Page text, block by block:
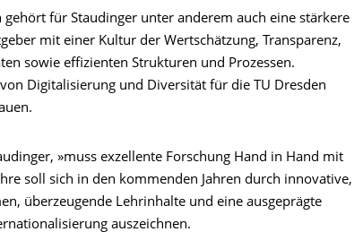
gehört für Staudinger unter anderem auch eine stärkere
mit einer Kultur der Wertschätzung, Transparenz,
sowie effizienten Strukturen und Prozessen.
Digitalisierung und Diversität für die TU Dresden
»muss exzellente Forschung Hand in Hand mit
soll sich in den kommenden Jahren durch innovative,
überzeugende Lehrinhalte und eine ausgeprägte
auszeichnen.